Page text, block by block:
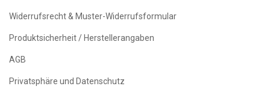
Widerrufsrecht & Muster-Widerrufsformular
Produktsicherheit / Herstellerangaben
AGB
Privatsphäre und Datenschutz